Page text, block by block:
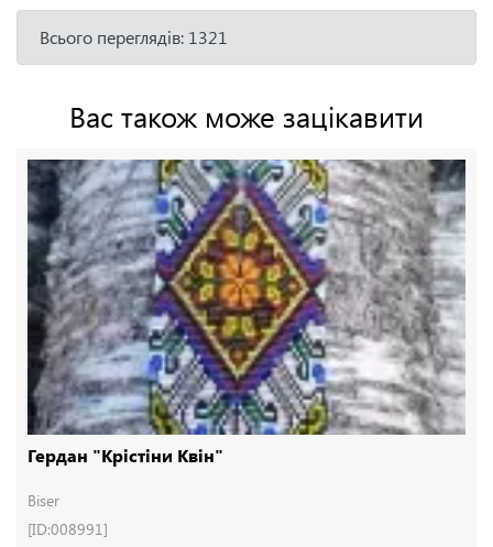
Всього переглядів: 1321
Вас також може зацікавити
Гердан "Крістіни Квін"
Biser
[ID:008991]